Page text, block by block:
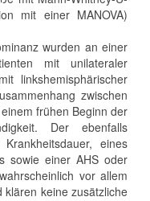
mit einer MANOVA)
wurden an einer
mit unilateraler
linkshemisphärischer
zwischen
frühen Beginn der
Der ebenfalls
eines
sowie einer AHS oder
vor allem
keine zusätzliche